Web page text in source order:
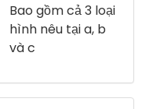
Bao gồm cả 3 loại
hình nêu tại a, b
và c